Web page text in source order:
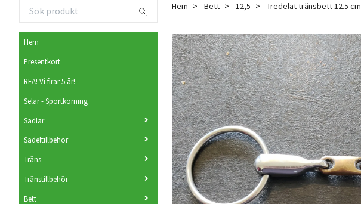
Hem
Presentkort
REA! Vi firar 5 år!
Selar - Sportkörning
Sadlar
Sadeltillbehör
Träns
Tränstillbehör
Bett
Hem Bett 12,5 Tredelat tränsbett 12.5 cm